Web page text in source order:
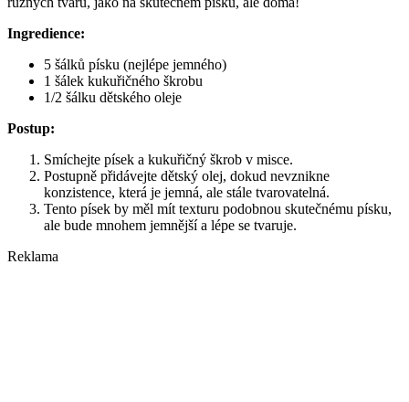
Ingredience:
5 šálků písku (nejlépe jemného)
1 šálek kukuřičného škrobu
1/2 šálku dětského oleje
Postup:
Smíchejte písek a kukuřičný škrob v misce.
Postupně přidávejte dětský olej, dokud nevznikne
konzistence, která je jemná, ale stále tvarovatelná.
Tento písek by měl mít texturu podobnou skutečnému písku,
ale bude mnohem jemnější a lépe se tvaruje.
Reklama